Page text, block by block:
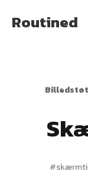
Routined
#